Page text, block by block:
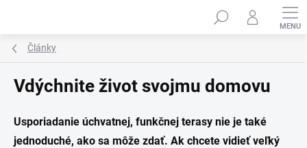
Články
Vdýchnite život svojmu domovu
Usporiadanie úchvatnej, funkčnej terasy nie je také
jednoduché, ako sa môže zdať. Ak chcete vidieť veľký